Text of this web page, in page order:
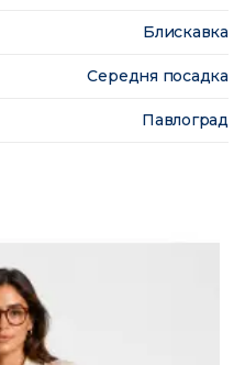
Блискавка
Середня посадка
Павлоград